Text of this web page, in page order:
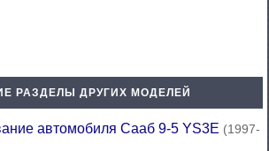
РАЗДЕЛЫ ДРУГИХ МОДЕЛЕЙ
автомобиля Сааб 9-5 YS3E (1997-